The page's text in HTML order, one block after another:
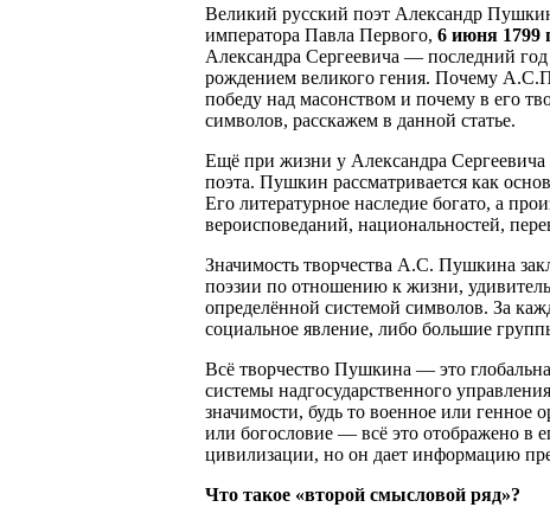
Великий русский поэт Александр
императора Павла Первого, 6 июня 1799
Александра Сергеевича — последний
рождением великого гения. Почему
победу над масонством и почему в его
символов, расскажем в данной статье.
Ещё при жизни у Александра
поэта. Пушкин рассматривается как
Его литературное наследие богато, а
вероисповеданий, национальностей,
Значимость творчества А.С. Пушкина
поэзии по отношению к жизни,
определённой системой символов. За
социальное явление, либо большие
Всё творчество Пушкина — это
системы надгосударственного
значимости, будь то военное или генное
или богословие — всё это отображено
цивилизации, но он дает информацию
Что такое «второй смысловой ряд»?